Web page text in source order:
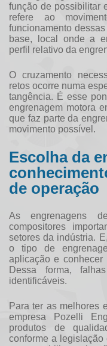
função de possibilitar
refere ao
funcionamento
base, local onde a
perfil relativo da
O cruzamento
retos ocorre numa
tangência. É esse
engrenagem motora
que faz parte da
movimento possível.
Escolha da
de operação
Asengrenagens
compositores
setores da indústria.
o tipo de
aplicação e conhecer
Dessa forma,
identificáveis.
Para ter as melhores
empresa Pozelli
produtos de
conforme a legislação